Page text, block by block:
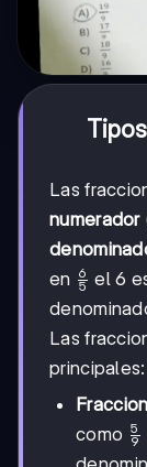
Las
numerador
en \frac{6}
{5}
5
6 el 6
Las
principales:
como 9
5